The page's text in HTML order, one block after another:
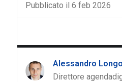
Pubblicato il 6 feb 2026
Alessandro Longo
Direttore